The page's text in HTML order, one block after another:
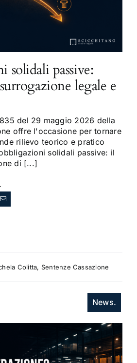
solidali passive:
legale e
del 29 maggio 2026 della
offre l'occasione per tornare
rilievo teorico e pratico
solidali passive: il
di [...]
Colitta, Sentenze Cassazione
News.